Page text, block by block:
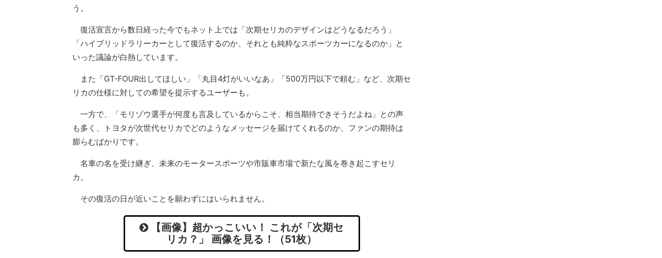
う。
復活宣言から数日経った今でもネット上では「次期セリカのデザインはどうなるだろう」
「ハイブリッドラリーカーとして復活するのか、それとも純粋なスポーツカーになるのか」と
いった議論が白熱しています。
また「GT-FOUR出してほしい」「丸目4灯がいいなあ」「500万円以下で頼む」など、次期セ
リカの仕様に対しての希望を提示するユーザーも。
一方で、「モリゾウ選手が何度も言及しているからこそ、相当期待できそうだよね」との声
も多く、トヨタが次世代セリカでどのようなメッセージを届けてくれるのか、ファンの期待は
膨らむばかりです。
名車の名を受け継ぎ、未来のモータースポーツや市販車市場で新たな風を巻き起こすセリ
カ。
その復活の日が近いことを願わずにはいられません。
【画像】超かっこいい！ これが「次期セ
リカ？」 画像を見る！（51枚）